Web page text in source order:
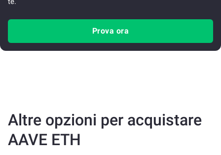
Prova ora
Altre opzioni per acquistare
AAVE ETH